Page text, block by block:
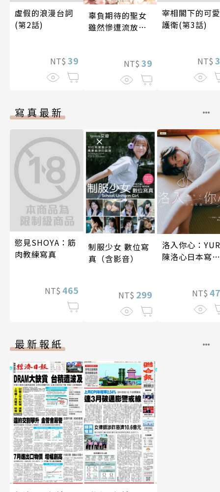
虛假的浪漫台詞
(第2話)
NT$ 39
辜負期待的聖女
雖然慘遭流放，
娘。(第13話)
NT$ 39
宰相閣下的可愛
護衛(第3話)
NT$
寫真最新
慾見SHOYA：筋
肉教練寫真
NT$ 465
制服少女 數位寫
真（含影音）
NT$ 299
洛入你心：
陳洛心日本寫真
NT$
最新報紙